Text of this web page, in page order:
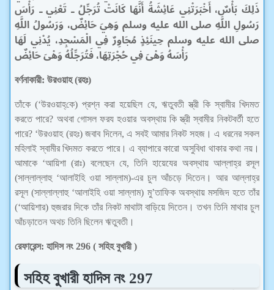
ذَلِكَ بَأْسٌ، أَخْبَرَتْنِي عَائِشَةُ أَنَّهَا كَانَتْ تُرَجِّلُ ـ تَعْنِي ـ رَأْسَ
رَسُولِ اللَّهِ صلى الله عليه وسلم وَهِيَ حَائِضٌ، وَرَسُولُ اللَّهِ
صلى الله عليه وسلم حِينَئِذٍ مُجَاوِرٌ فِي الْمَسْجِدِ، يُدْنِي لَهَا
رَأْسَهُ وَهْىَ فِي حُجْرَتِهَا، فَتُرَجِّلُهُ وَهْىَ حَائِضٌ
বর্ণনাকারী: উরওয়াহ (রহঃ)
তাঁকে (‘উরওয়াহ্‌কে) প্রশ্ন করা হয়েছিল যে, ঋতুবতী স্ত্রী কি স্বামীর খিদমত
করতে পারে? অথবা গোসল ফরয হওয়ার অবস্থায় কি স্ত্রী স্বামীর নিকটবর্তী হতে
পারে? ‘উরওয়াহ (রহঃ) জবাব দিলেন, এ সবই আমার নিকট সহজ। এ ধরনের সকল
মহিলাই স্বামীর খিদমত করতে পারে। এ ব্যাপারে কারো অসুবিধা থাকার কথা নয়।
আমাকে ‘আয়িশা (রাঃ) বলেছেন যে, তিনি হায়েযের অবস্থায় আল্লাহ্‌র রসূল
(সাল্লাল্লাহু ‘আলাইহি ওয়া সাল্লাম)-এর চুল আঁচড়ে দিতেন। আর আল্লাহ্‌র
রসূল (সাল্লাল্লাহু ‘আলাইহি ওয়া সাল্লাম) মু’তাফিক অবস্থায় মসজিদ হতে তাঁর
(‘আয়িশার) হুজরার দিকে তাঁর নিকট মাথাটা বাড়িয়ে দিতেন। তখন তিনি মাথার চুল
আঁচড়াতেন অথচ তিনি ছিলেন ঋতুবতী।
রেফারেন্স: হাদিস নং 296 ( সহিহ বুখারী )
সহিহ বুখারীহাদিস নং 297